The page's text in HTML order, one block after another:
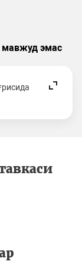
мавжуд эмас